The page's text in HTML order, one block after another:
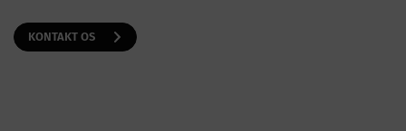
KONTAKT OS